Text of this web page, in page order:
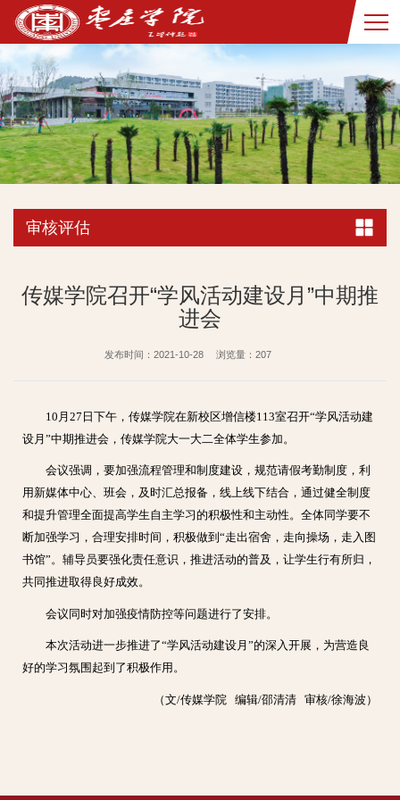
审核评估
传媒学院召开“学风活动建设月”中期推
进会
发布时间：2021-10-28 浏览量： 207
10月27日下午，传媒学院在新校区增信楼113室召开“学风活动建
设月”中期推进会，传媒学院大一大二全体学生参加。
会议强调，要加强流程管理和制度建设，规范请假考勤制度，利
用新媒体中心、班会，及时汇总报备，线上线下结合，通过健全制度
和提升管理全面提高学生自主学习的积极性和主动性。全体同学要不
断加强学习，合理安排时间，积极做到“走出宿舍，走向操场，走入图
书馆”。辅导员要强化责任意识，推进活动的普及，让学生行有所归，
共同推进取得良好成效。
会议同时对加强疫情防控等问题进行了安排。
本次活动进一步推进了“学风活动建设月”的深入开展，为营造良
好的学习氛围起到了积极作用。
（文/传媒学院 编辑/邵清清 审核/徐海波）